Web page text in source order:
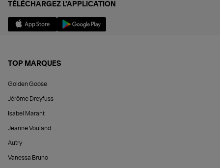
TÉLÉCHARGEZ L'APPLICATION
TOP MARQUES
Golden Goose
Jérôme Dreyfuss
Isabel Marant
Jeanne Vouland
Autry
Vanessa Bruno